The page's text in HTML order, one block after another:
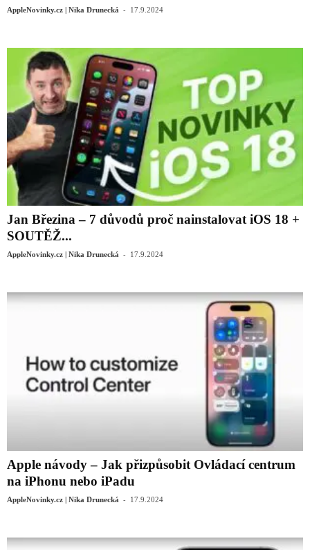
AppleNovinky.cz | Nika Drunecká - 17.9.2024
Jan Březina – 7 důvodů proč nainstalovat iOS 18 +
SOUTĚŽ...
AppleNovinky.cz | Nika Drunecká - 17.9.2024
Apple návody – Jak přizpůsobit Ovládací centrum
na iPhonu nebo iPadu
AppleNovinky.cz | Nika Drunecká - 17.9.2024